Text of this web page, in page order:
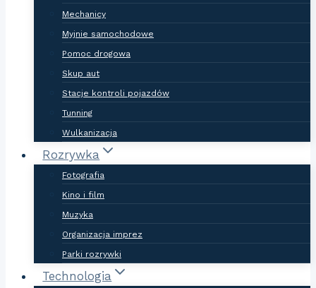
Mechanicy
Myjnie samochodowe
Pomoc drogowa
Skup aut
Stacje kontroli pojazdów
Tunning
Wulkanizacja
Rozrywka
Fotografia
Kino i film
Muzyka
Organizacja imprez
Parki rozrywki
Technologia